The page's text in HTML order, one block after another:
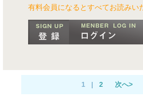
有料会員になるとすべてお読みい
1 | 2 次へ>